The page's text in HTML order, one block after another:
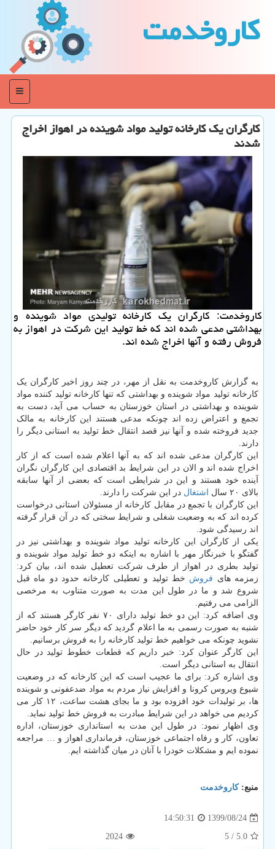
كاروخدمت
منو
كارگران یك كارخانه تولید مواد شوینده در اهواز اخراج
شدند
كاروخدمت: كارگران یك كارخانه تولیدی مواد شوینده و
بهداشتی مدعی شده اند كه خط تولید این شركت در اهواز به
فروش رفته و آنها اخراج شده اند.
به گزارش کاروخدمت به نقل از مهر، در چند روز اخیر کارگران یک
کارخانه تولید مواد شوینده و بهداشتی که تنها کارخانه تولید کننده مواد
شوینده و بهداشتی در استان خوزستان به حساب می آید، دست به
تجمع و اعتراض زده اند چونکه مدعی هستند این کارخانه به مالک
جدید فروخته شده و آنها نیز قصد انتقال خط تولید به استانی دیگر را
دارند.
این کارگران مدعی شده اند که به آنها اعلام شده است که از کار
اخراج شده اند و الان در این شرایط بد اقتصادی این کارگران نگران
آینده خود هستند و این در شرایطی است که بعضی از آنها سابقه
بالای ۲۰ سال
اشتغال در این شرکت را دارند.
این کارگران با تجمع در مقابل کارخانه از مسئولان استانی درخواست
کرده اند که به وضعیت شغلی و شرایط سختی که در آن قرار گرفته
اند رسیدگی شود.
یکی از کارگران این کارخانه تولید مواد شوینده و بهداشتی نیز در
گفتگو با خبرنگار مهر با اشاره به اینکه دو خط تولید مواد شوینده و
تولید بطری در اهواز از طرف شرکت تعطیل شده اند، بیان کرد:
زمزمه های فروش خط تولید و تعطیلی کارخانه حدود دو ماه قبل
شروع شد و ما در طول این مدت به صورت متناوب به مرخصی
الزامی می رفتیم.
وی اضافه کرد: این دو خط تولید دارای ۷۰ نفر کارگر هستند که از
شنبه به صورت رسمی به ما اعلام گردید که دیگر سر کار خود حاضر
نشوید چونکه می خواهیم خط تولید کارخانه را به فروش برسانیم.
این کارگر عنوان کرد: خبر داریم که قطعات خطوط تولید در حال
انتقال به استانی دیگر است.
وی اشاره کرد: برای ما عجیب است که این کارخانه که در وضعیت
شیوع ویروس کرونا و افزایش نیاز مردم به مواد ضدعفونی و شوینده
ها، بر تولیدات خود افزوده بود و ما بجای هشت ساعت، ۱۲ کار می
کردیم می خواهد در این شرایط مبادرت به فروش خط تولید نماید.
وی اظهار نمود: در طول این مدت به استانداری خوزستان، اداره
تعاون، کار و رفاه اجتماعی خوزستان، فرمانداری اهواز و … مراجعه
نموده ایم و مشکلات خودرا با آنان در میان گذاشته ایم.
منبع:كاروخدمت
1399/08/24
14:50:31
5.0
/ 5
2024